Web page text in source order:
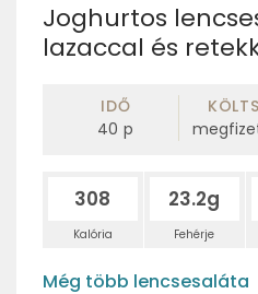
Joghurtos
lazaccal és
IDŐ
40 p
308
Kalória
23.2g
Fehérje
Még több lencsesaláta